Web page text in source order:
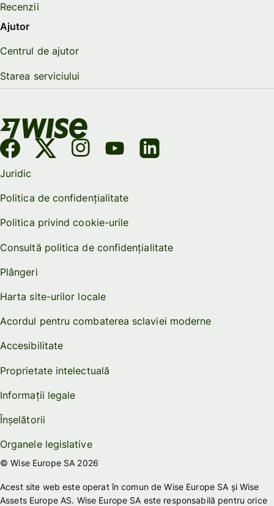
Recenzii
Ajutor
Centrul de ajutor
Starea serviciului
Juridic
Politica de confidențialitate
Politica privind cookie-urile
Consultă politica de confidențialitate
Plângeri
Harta site-urilor locale
Acordul pentru combaterea sclaviei moderne
Accesibilitate
Proprietate intelectuală
Informații legale
Înșelătorii
Organele legislative
© Wise Europe SA 2026
Acest site web este operat în comun de Wise Europe SA și Wise
Assets Europe AS. Wise Europe SA este responsabilă pentru orice